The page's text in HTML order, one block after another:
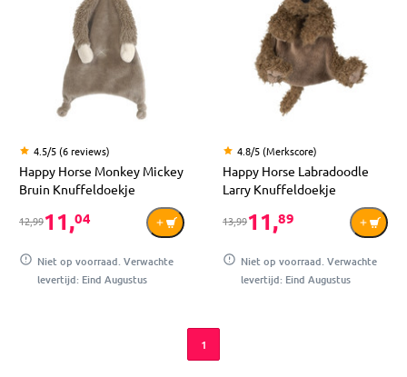
4.5/5 (6 reviews)
Happy Horse Monkey Mickey
Bruin Knuffeldoekje
12,9911,04
Niet op voorraad. Verwachte
levertijd: Eind Augustus
4.8/5 (Merkscore)
Happy Horse Labradoodle
Larry Knuffeldoekje
13,9911,89
Niet op voorraad. Verwachte
levertijd: Eind Augustus
1